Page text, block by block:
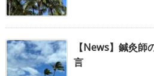
【News】鍼灸師
言